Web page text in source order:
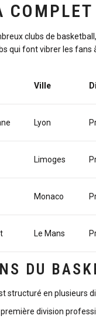
COMPLET
clubs de
qui font vibrer les fans
Ville
Lyon
Limoges
Monaco
Le Mans
DU
structuré en plusieurs
première division